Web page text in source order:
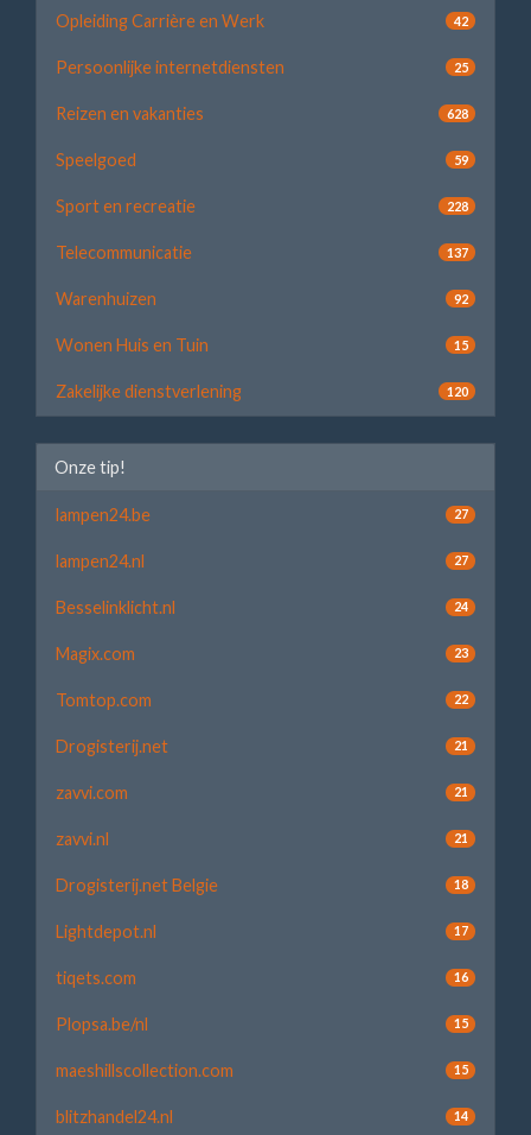
Opleiding Carrière en Werk 42
Persoonlijke internetdiensten 25
Reizen en vakanties 628
Speelgoed 59
Sport en recreatie 228
Telecommunicatie 137
Warenhuizen 92
Wonen Huis en Tuin 15
Zakelijke dienstverlening 120
Onze tip!
lampen24.be 27
lampen24.nl 27
Besselinklicht.nl 24
Magix.com 23
Tomtop.com 22
Drogisterij.net 21
zavvi.com 21
zavvi.nl 21
Drogisterij.net Belgie 18
Lightdepot.nl 17
tiqets.com 16
Plopsa.be/nl 15
maeshillscollection.com 15
blitzhandel24.nl 14